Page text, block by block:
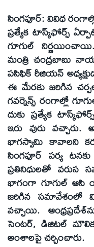
సింగపూర్: వివిధ
ప్రత్యేక టాస్క్‌ఫోర్స్
గూగుల్ నిర్ణయించాయి.
మంత్రి చంద్రబాబు
పసిఫిక్ రీజియన్
ఈ మేరకు జరిగిన
గవర్నెన్స్ రంగాల్లో
దుకు ప్రత్యేక
ఇరు వురు
భాగస్వామి కావాలని
సింగపూర్ పర్య
ప్రతినిధులతో వరుస
భాగంగా గూగుల్ ఆసి
జరిగిన సమావేశంలో
వచ్చాయి.
సెంటర్, డిజిటల్
అంశాలపై చర్చించారు.